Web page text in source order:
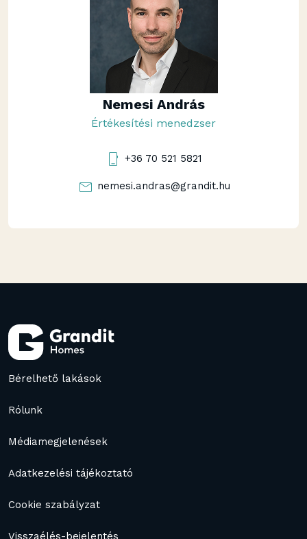
Nemesi András
Értékesítési menedzser
+36 70 521 5821
nemesi.andras@grandit.hu
Bérelhető lakások
Rólunk
Médiamegjelenések
Adatkezelési tájékoztató
Cookie szabályzat
Visszaélés-bejelentés